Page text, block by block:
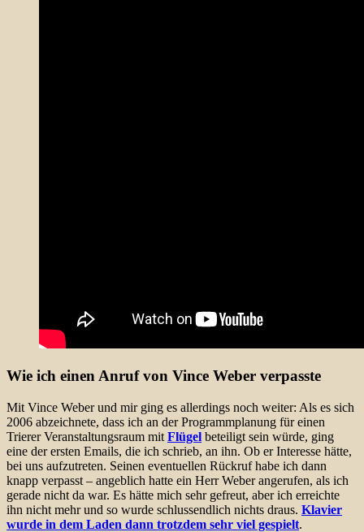
Wie ich einen Anruf von Vince Weber verpasste
Mit Vince Weber und mir ging es allerdings noch weiter: Als es sich
2006 abzeichnete, dass ich an der Programmplanung für einen
Trierer Veranstaltungsraum mit Flügel beteiligt sein würde, ging
eine der ersten Emails, die ich schrieb, an ihn. Ob er Interesse hätte,
bei uns aufzutreten. Seinen eventuellen Rückruf habe ich dann
knapp verpasst – angeblich hatte ein Herr Weber angerufen, als ich
gerade nicht da war. Es hätte mich sehr gefreut, aber ich erreichte
ihn nicht mehr und so wurde schlussendlich nichts draus. Klavier
wurde in dem Laden dann trotzdem sehr viel gespielt.